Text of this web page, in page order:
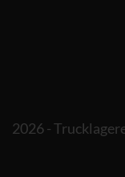
2026 -